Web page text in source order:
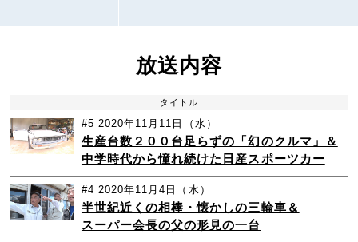
放送内容
タイトル
#5 2020年11月11日（水）
生産台数２００台足らずの「幻のクルマ」＆
中学時代から憧れ続けた日産スポーツカー
#4 2020年11月4日（水）
半世紀近くの相棒・懐かしの三輪車＆
スーパー会長の父の形見の一台